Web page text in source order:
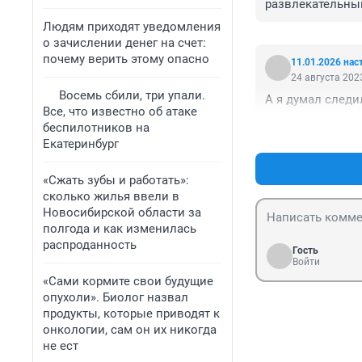
Людям приходят уведомления
о зачислении денег на счет:
почему верить этому опасно
Восемь сбили, три упали.
Все, что известно об атаке
беспилотников на
Екатеринбург
«Сжать зубы и работать»:
сколько жилья ввели в
Новосибирской области за
полгода и как изменилась
распроданность
«Сами кормите свои будущие
опухоли». Биолог назвал
продукты, которые приводят к
онкологии, сам он их никогда
не ест
гаражей,
пресс-службе
Юрист практики
Sollars
гаражных
меньшем
11.01.2026
24 августа
А я думал
Гость
Войти